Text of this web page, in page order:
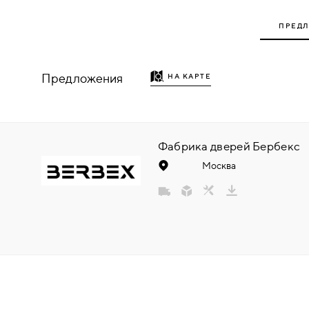
ПОВОРОТНЫЕ РУЧКИ/WC-
Предложения НА КАРТЕ
Фабрика дверей Бербекс
Москва